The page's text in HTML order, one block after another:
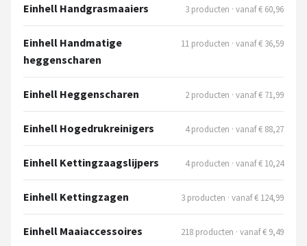
Einhell Handgrasmaaiers 3 producten · vanaf € 60,96
Einhell Handmatige
heggenscharen
11 producten · vanaf € 36,59
Einhell Heggenscharen 2 producten · vanaf € 71,99
Einhell Hogedrukreinigers 4 producten · vanaf € 88,27
Einhell Kettingzaagslijpers 4 producten · vanaf € 10,24
Einhell Kettingzagen 3 producten · vanaf € 124,99
Einhell Maaiaccessoires 218 producten · vanaf € 9,49